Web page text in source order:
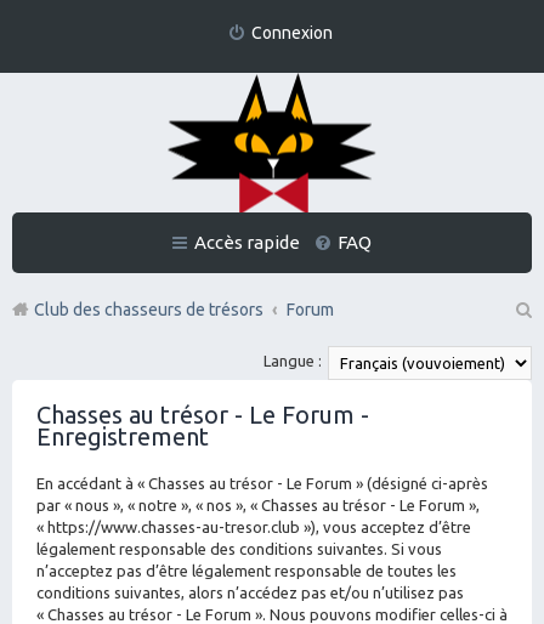
Connexion
Accès rapide FAQ
Club des chasseurs de trésors
Forum
Re
ch
Langue :
Chasses au trésor - Le Forum -
Enregistrement
En accédant à « Chasses au trésor - Le Forum » (désigné ci-après
par « nous », « notre », « nos », « Chasses au trésor - Le Forum »,
« https://www.chasses-au-tresor.club »), vous acceptez d’être
légalement responsable des conditions suivantes. Si vous
n’acceptez pas d’être légalement responsable de toutes les
conditions suivantes, alors n’accédez pas et/ou n’utilisez pas
« Chasses au trésor - Le Forum ». Nous pouvons modifier celles-ci à